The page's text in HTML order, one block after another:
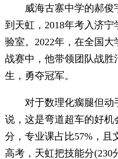
威海古寨中学的郝俊
到天虹，2018年考入济
验室。2022年，在全国
战赛中，他带领团队战
生，勇夺冠军。
对于数理化瘸腿但动
说，这是弯道超车的好机
分，专业课占比57%，且
高考，天虹把技能分(230